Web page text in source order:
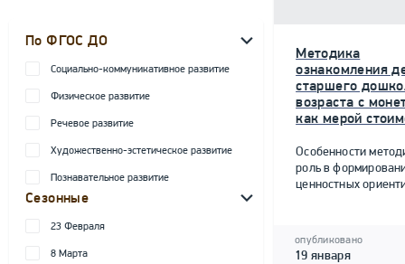
По ФГОС ДО
Социально-коммуникативное развитие
Физическое развитие
Речевое развитие
Художественно-эстетическое развитие
Познавательное развитие
Сезонные
23 Февраля
8 Марта
Методика
ознакомления
старшего
возраста с
как мерой
Особенности
роль в
ценностных
опубликовано
19 января